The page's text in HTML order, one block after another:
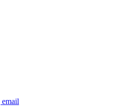
email